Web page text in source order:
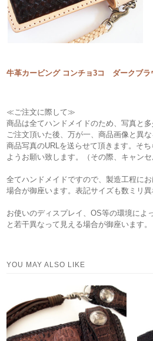
牛革カービング コンチョ3コ ダークブラ
≪ご注文に際して≫
商品は全てハンドメイドのため、写真と多
ご注文頂いた後、万が一、商品画像と異
商品写真のURLを送らせて頂きます。そ
ようお願い致します。（その際、キャンセ
全てハンドメイドですので、製造工程に
場合が御座います。表記サイズも数ミリ異
お使いのディスプレイ、OS等の環境によ
と若干異なって見える場合が御座います。
YOU MAY ALSO LIKE